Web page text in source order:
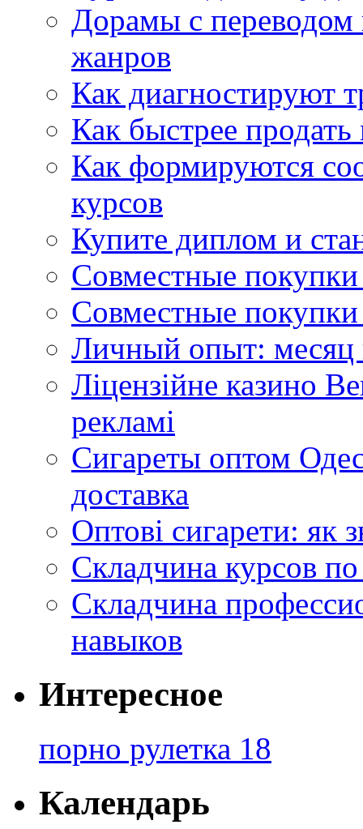
Дорамы с переводом
жанров
Как диагностируют
Как быстрее
Как формируются
курсов
Купите диплом и
Совместные
Совместные покупки
Личный опыт: месяц
Ліцензійне казино
рекламі
Сигареты оптом
доставка
Оптові сигарети: як
Складчина курсов
Складчина
навыков
Интересное
порно рулетка 18
Календарь